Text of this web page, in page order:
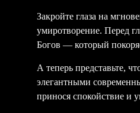
Закройте глаза на
умиротворение. Перед
Богов — который
А теперь представьте,
элегантными
принося спокойствие и